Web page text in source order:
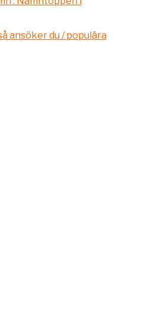
ansöker du / populära